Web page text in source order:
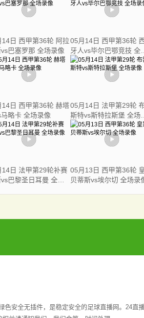
14日 西甲第36轮 阿拉
巴塞罗那 全场录像
05月14日 西甲第36轮
牙人vs毕尔巴鄂竞技 全场
录像
14日 西甲第36轮 赫塔
略卡 全场录像
05月14日 法甲第29轮
斯特vs斯特拉斯堡 全场录
像
14日 法甲第29轮补赛
巴黎圣日耳曼 全场
05月13日 西甲第36轮
贝蒂斯vs埃尔切 全场录
安全无插件，是稳定安全的足球直播网。24直